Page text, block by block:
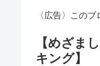
〈広告〉この
【めざま
キング】